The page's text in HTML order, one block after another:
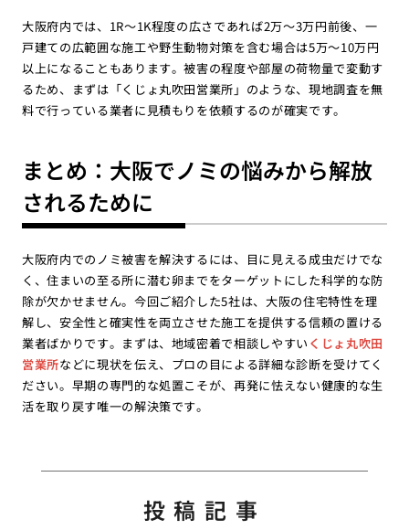
大阪府内では、1R〜1K程度の広さであれば2万〜3万円前後、一
戸建ての広範囲な施工や野生動物対策を含む場合は5万〜10万円
以上になることもあります。被害の程度や部屋の荷物量で変動す
るため、まずは「くじょ丸吹田営業所」のような、現地調査を無
料で行っている業者に見積もりを依頼するのが確実です。
まとめ：大阪でノミの悩みから解放
されるために
大阪府内でのノミ被害を解決するには、目に見える成虫だけでな
く、住まいの至る所に潜む卵までをターゲットにした科学的な防
除が欠かせません。今回ご紹介した5社は、大阪の住宅特性を理
解し、安全性と確実性を両立させた施工を提供する信頼の置ける
業者ばかりです。まずは、地域密着で相談しやすい くじょ丸吹田
営業所などに現状を伝え、プロの目による詳細な診断を受けてく
ださい。早期の専門的な処置こそが、再発に怯えない健康的な生
活を取り戻す唯一の解決策です。
投稿記事